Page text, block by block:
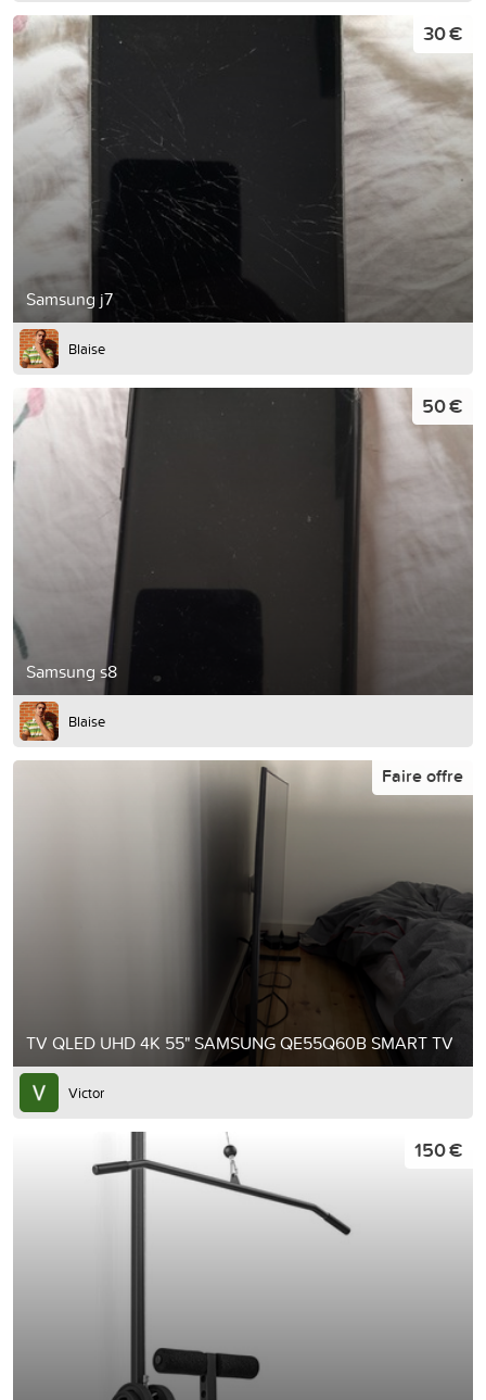
Samsung j7
30 €
Blaise
Samsung s8
50 €
Blaise
TV QLED UHD 4K 55" SAMSUNG QE55Q60B SMART TV
Faire offre
Victor
150 €